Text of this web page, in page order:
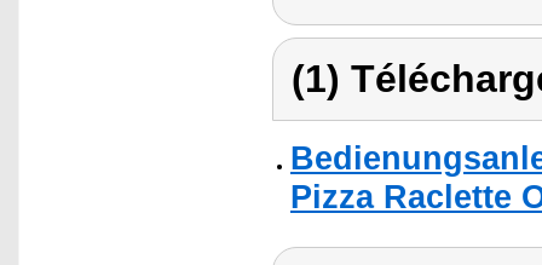
(1)
Pizza Raclette